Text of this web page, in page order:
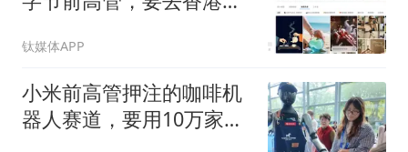
钛媒体APP
小米前高管押注的咖啡机
器人赛道，要用10万家门